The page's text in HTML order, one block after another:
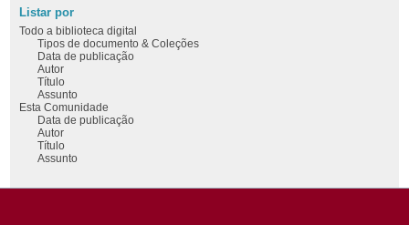
Listar por
Todo a biblioteca digital
Tipos de documento & Coleções
Data de publicação
Autor
Título
Assunto
Esta Comunidade
Data de publicação
Autor
Título
Assunto